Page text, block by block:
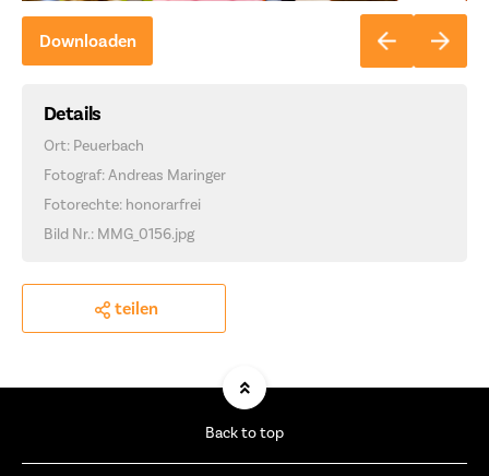
Downloaden
Details
Ort: Peuerbach
Fotograf: Andreas Maringer
Fotorechte: honorarfrei
Bild Nr.: MMG_0156.jpg
teilen
Back to top